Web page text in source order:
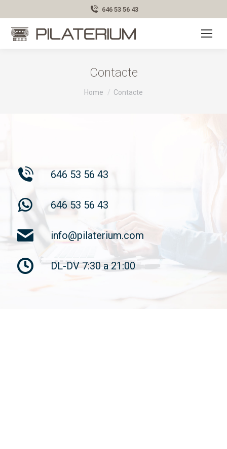
646 53 56 43
Contacte
You are here:
Home Contacte
646 53 56 43
646 53 56 43
info@pilaterium.com
DL-DV 7:30 a 21:00